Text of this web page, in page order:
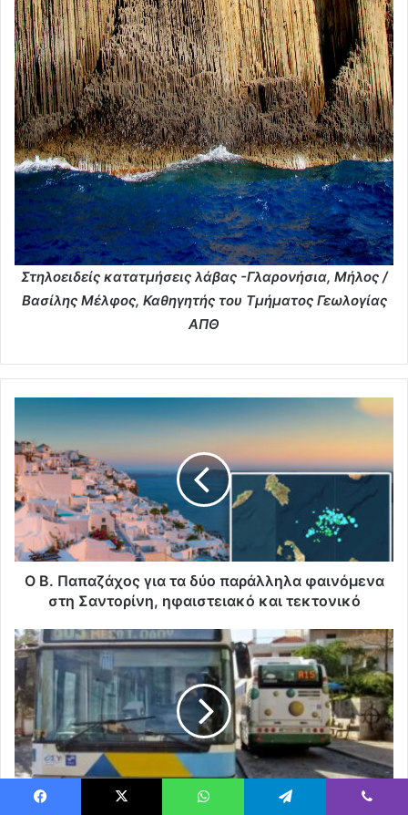
Στηλοειδείς κατατμήσεις λάβας -Γλαρονήσια, Μήλος /
Βασίλης Μέλφος, Καθηγητής του Τμήματος Γεωλογίας
ΑΠΘ
Ο Β. Παπαζάχος για τα δύο παράλληλα φαινόμενα
στη Σαντορίνη, ηφαιστειακό και τεκτονικό